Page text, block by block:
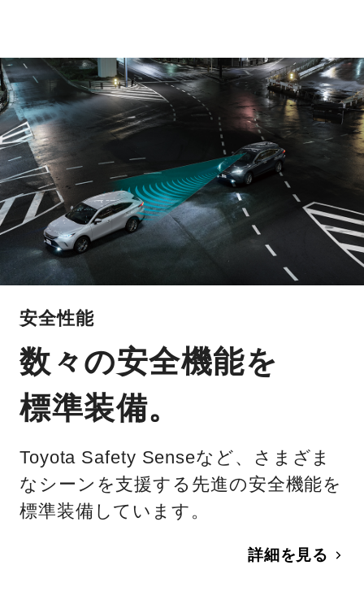
安全性能
数々の安全機能を
標準装備。
Toyota Safety Senseなど、さまざま
なシーンを支援する先進の安全機能を
標準装備しています。
詳細を見る